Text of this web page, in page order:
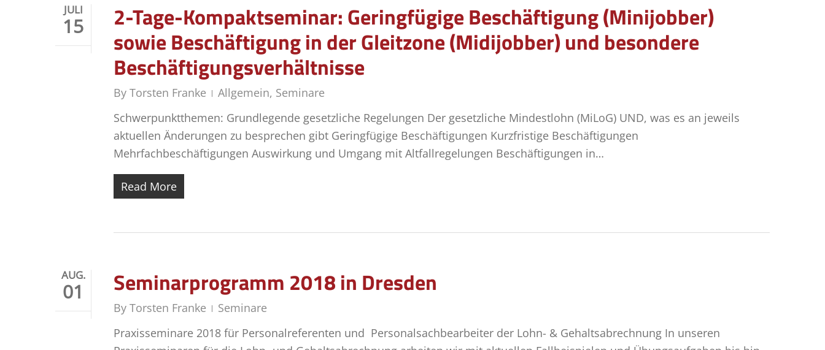
JULI
15 2-Tage-Kompaktseminar: Geringfügige Beschäftigung (Minijobber)
sowie Beschäftigung in der Gleitzone (Midijobber) und besondere
Beschäftigungsverhältnisse
By Torsten Franke Allgemein, Seminare
Schwerpunktthemen: Grundlegende gesetzliche Regelungen Der gesetzliche Mindestlohn (MiLoG) UND, was es an jeweils
aktuellen Änderungen zu besprechen gibt Geringfügige Beschäftigungen Kurzfristige Beschäftigungen
Mehrfachbeschäftigungen Auswirkung und Umgang mit Altfallregelungen Beschäftigungen in…
Read More
AUG.
01 Seminarprogramm 2018 in Dresden
By Torsten Franke
Seminare
Praxisseminare 2018 für Personalreferenten und Personalsachbearbeiter der Lohn- & Gehaltsabrechnung In unseren